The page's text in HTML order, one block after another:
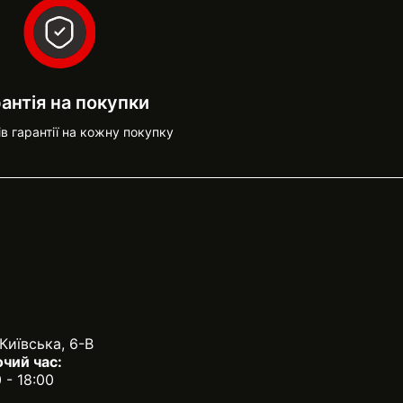
на покупки
гарантії на кожну покупку
6-В
час:
- 18:00